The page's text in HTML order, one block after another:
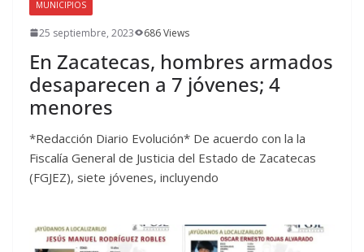
MUNICIPIOS
25 septiembre, 2023 686 Views
En Zacatecas, hombres armados
desaparecen a 7 jóvenes; 4
menores
*Redacción Diario Evolución* De acuerdo con la la
Fiscalía General de Justicia del Estado de Zacatecas
(FGJEZ), siete jóvenes, incluyendo